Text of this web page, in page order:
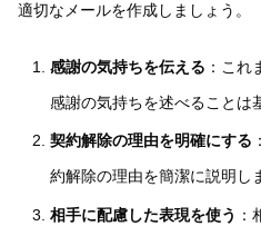
適切なメールを作成しましょう。
感謝の気持ちを伝える ：これ
感謝の気持ちを述べることは
契約解除の理由を明確にする
約解除の理由を簡潔に説明し
相手に配慮した表現を使う